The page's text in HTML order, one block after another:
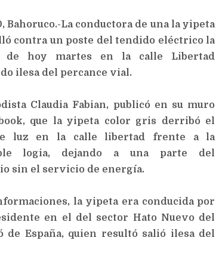
Bahoruco.-La conductora de una la yipeta
contra un poste del tendido eléctrico la
de hoy martes en la calle Libertad
ilesa del percance vial.
Claudia Fabian, publicó en su muro
que la yipeta color gris derribó el
luz en la calle libertad frente a la
logia, dejando a una parte del
sin el servicio de energía.
la yipeta era conducida por
en el del sector Hato Nuevo del
España, quien resultó salió ilesa del